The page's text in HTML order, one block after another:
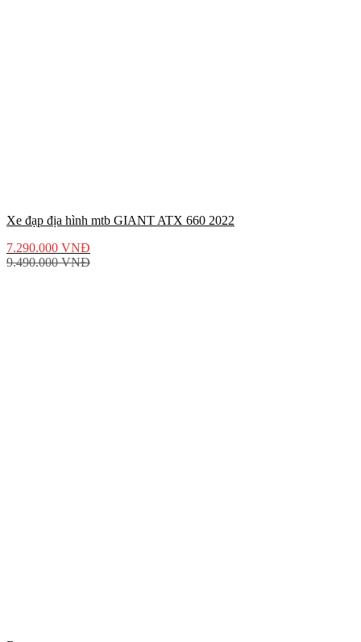
Xe đạp địa hình mtb GIANT ATX 660 2022
7.290.000 VNĐ
9.490.000VNĐ